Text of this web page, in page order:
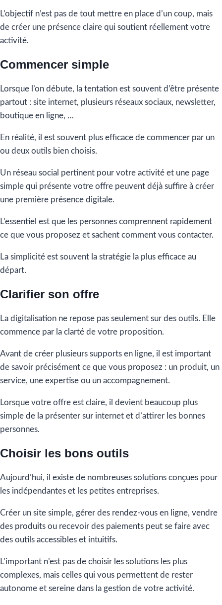
L’objectif n’est pas de tout mettre en place d’un coup, mais
de créer une présence claire qui soutient réellement votre
activité.
Commencer simple
Lorsque l’on débute, la tentation est souvent d’être présente
partout : site internet, plusieurs réseaux sociaux, newsletter,
boutique en ligne, …
En réalité, il est souvent plus efficace de commencer par un
ou deux outils bien choisis.
Un réseau social pertinent pour votre activité et une page
simple qui présente votre offre peuvent déjà suffire à créer
une première présence digitale.
L’essentiel est que les personnes comprennent rapidement
ce que vous proposez et sachent comment vous contacter.
La simplicité est souvent la stratégie la plus efficace au
départ.
Clarifier son offre
La digitalisation ne repose pas seulement sur des outils. Elle
commence par la clarté de votre proposition.
Avant de créer plusieurs supports en ligne, il est important
de savoir précisément ce que vous proposez : un produit, un
service, une expertise ou un accompagnement.
Lorsque votre offre est claire, il devient beaucoup plus
simple de la présenter sur internet et d’attirer les bonnes
personnes.
Choisir les bons outils
Aujourd’hui, il existe de nombreuses solutions conçues pour
les indépendantes et les petites entreprises.
Créer un site simple, gérer des rendez-vous en ligne, vendre
des produits ou recevoir des paiements peut se faire avec
des outils accessibles et intuitifs.
L’important n’est pas de choisir les solutions les plus
complexes, mais celles qui vous permettent de rester
autonome et sereine dans la gestion de votre activité.